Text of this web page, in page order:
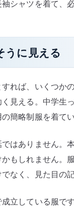
シャツを着て、
うに見える
れば、いくつか
見える。中学生
簡略制服を着て
はありません。
もしれません。
なく、見た目の
立している服で